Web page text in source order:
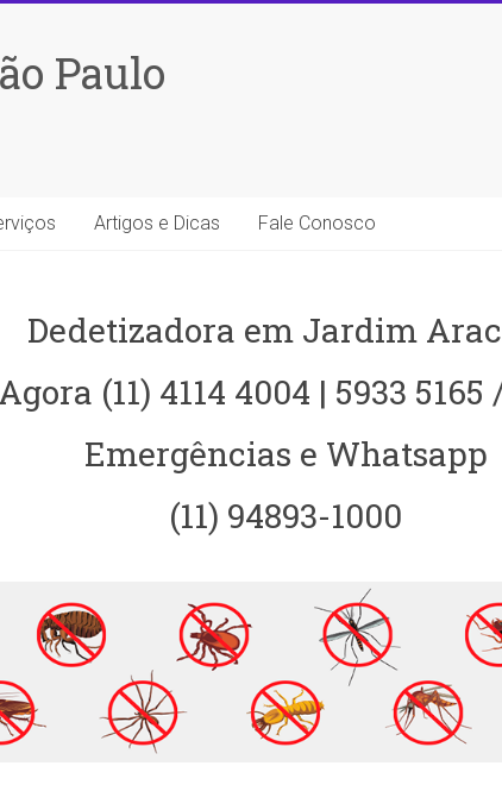
Paulo
Artigos e Dicas Fale Conosco
Dedetizadora em Jardim
(11) 4114 4004 | 5933 5165
Emergências e Whatsapp
(11) 94893-1000